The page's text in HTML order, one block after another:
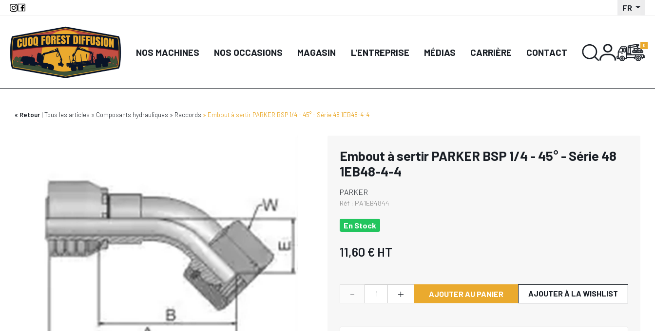
Aller
principal
FR
NOS MACHINES NOS OCCASIONS MAGASIN L'ENTREPRISE MÉDIAS CARRIÈRE CONTACT
Retour Tous les articles Composants hydrauliques Raccords Embout à sertir PARKER BSP 1/4 - 45° - Série 48 1EB48-4-4
Embout à sertir PARKER BSP 1/4 - 45° - Série 48
1EB48-4-4
PARKER
Réf : PA1EB4844
En Stock
11,60 € HT
- + AJOUTER AU PANIER AJOUTER À LA WISHLIST